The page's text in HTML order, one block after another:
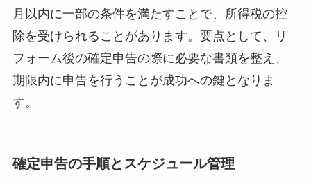
月以内に一部の条件を満たすことで、所得税の控
除を受けられることがあります。要点として、リ
フォーム後の確定申告の際に必要な書類を整え、
期限内に申告を行うことが成功への鍵となりま
す。
確定申告の手順とスケジュール管理